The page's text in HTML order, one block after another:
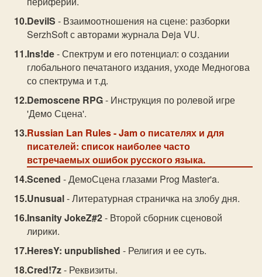
DevilS - Взаимоотношения на сцене: разборки
SerzhSoft с авторами журнала Deja VU.
Ins!de- Спектрум и его потенциал: о создании
глобального печатаного издания, уходе Медногова
со спектрума и т.д.
Demoscene RPG- Инструкция по ролевой игре
'Дeмo Сцена'.
Russian Lan Rules- Jam о писателях и для
писателей: список наиболее часто
встречаемых ошибок русского языка.
Scened - ДемоСцена глазами Prog Master'a.
Unusual- Литературная страничка на злобу дня.
Insanity JokeZ#2- Второй сборник сценовой
лирики.
HeresY: unpublished - Религия и ее суть.
Cred!7z- Реквизиты.